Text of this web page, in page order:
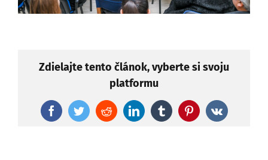
Zdielajte tento článok, vyberte si svoju
platformu
FacebookTwitterRedditLinkedInTumblr Pinterest
Vk